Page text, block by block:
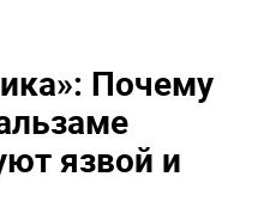
Почему
язвой и